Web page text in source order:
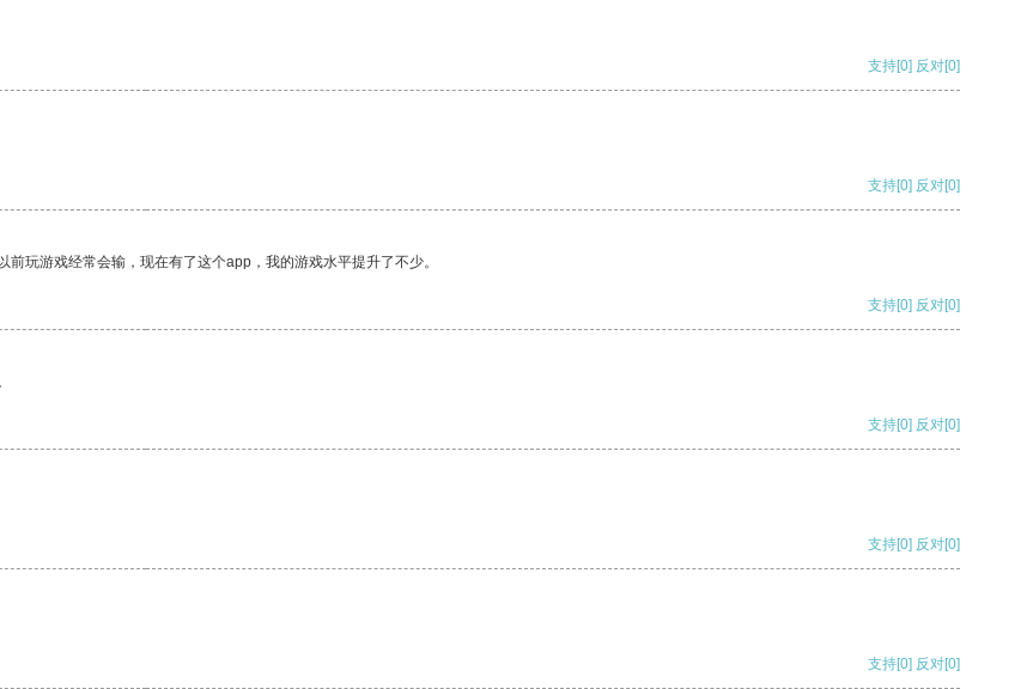
支持[0] 反对[0]
支持[0] 反对[0]
玩游戏经常会输，现在有了这个app，我的游戏水平提升了不少。
支持[0] 反对[0]
支持[0] 反对[0]
支持[0] 反对[0]
支持[0] 反对[0]